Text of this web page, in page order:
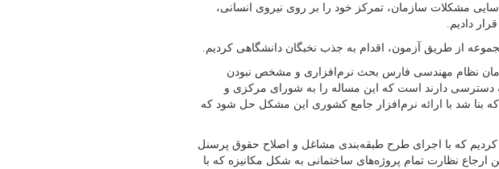
مشکلات سازمان، تمرکز خود را بر روی نیروی انسانی،
دادیم.
از طریق آزمون، اقدام به جذب نخبگان دانشگاهی کردیم.
نظام مهندسی فارس بحث نرم‌افزاری و مشخص نبودن
دسترسی دارند است که این مساله را به شورای مرکزی و
بنا شد با ارائه نرم‌افزار جامع کشوری این مشکل حل شود که
که با اجرای طرح طبقه‌بندی مشاغل و اصلاح حقوق پرسنل
ارجاع نظارت تمام پروژه‌های ساختمانی به شکل مکانیزه که با